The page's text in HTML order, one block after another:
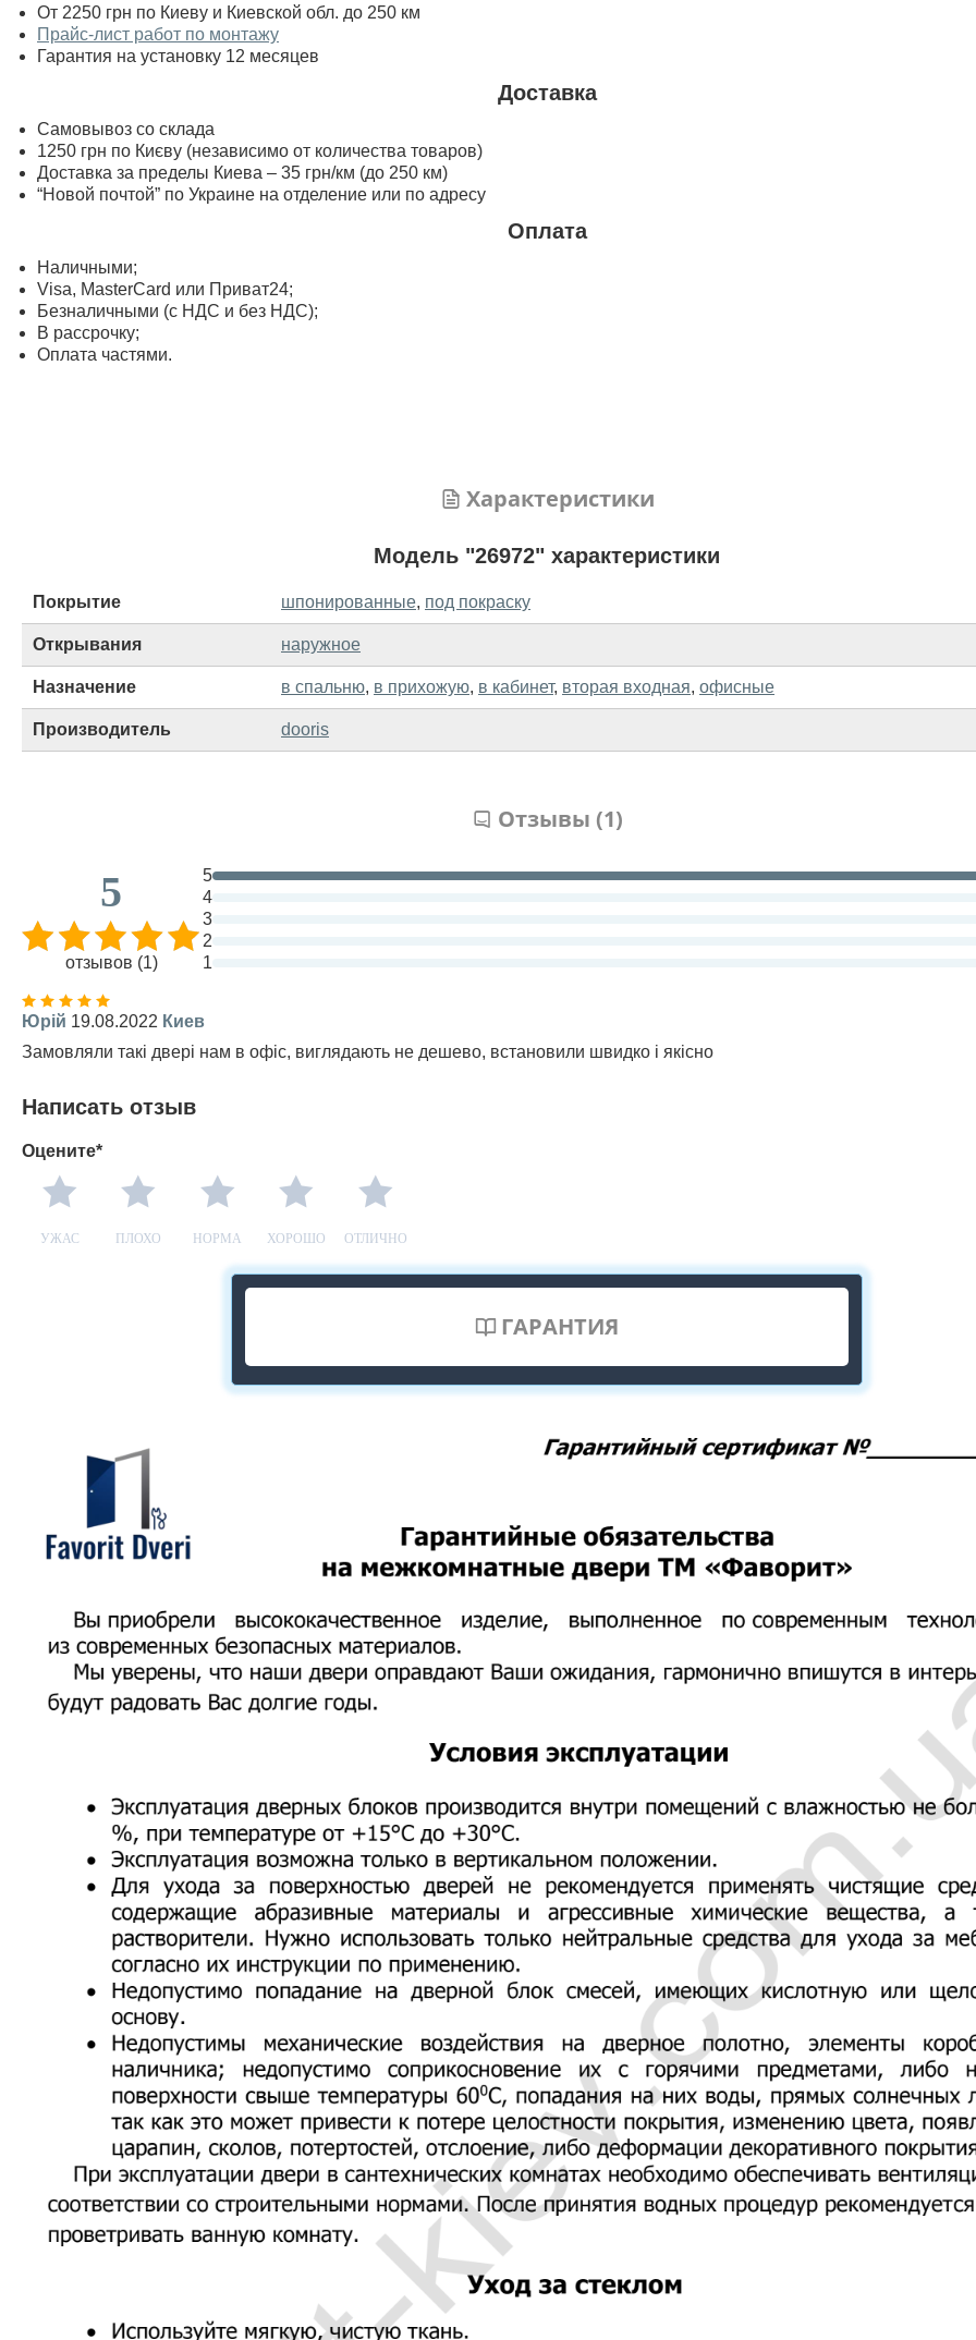
От 2250 грн по Киеву и Киевской обл. до 250 км
Прайс-лист работ по монтажу
Гарантия на установку 12 месяцев
Доставка
Самовывоз со склада
1250 грн по Києву (независимо от количества товаров)
Доставка за пределы Киева – 35 грн/км (до 250 км)
“Новой почтой” по Украине на отделение или по адресу
Оплата
Наличными;
Visa, MasterСard или Приват24;
Безналичными (с НДС и без НДС);
В рассрочку;
Оплата частями.
Характеристики
Модель "26972" характеристики
Покрытие шпонированные, под покраску
Открывания наружное
Назначение в спальню, в прихожую, в кабинет, вторая входная, офисные
Производитель dooris
Отзывы (1)
5
отзывов (1)
5
4
3
2
1
Юрій 19.08.2022 Киев
Замовляли такі двері нам в офіс, виглядають не дешево, встановили швидко і якісно
Написать отзыв
Оцените*
УЖАС ПЛОХО НОРМА ХОРОШО ОТЛИЧНО
ГАРАНТИЯ